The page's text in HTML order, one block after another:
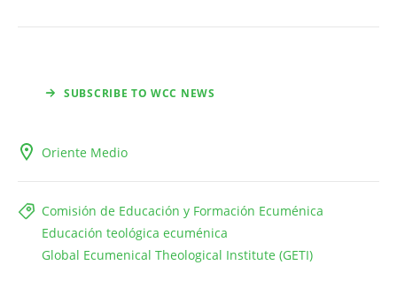
SUBSCRIBE TO WCC NEWS
Oriente Medio
Comisión de Educación y Formación Ecuménica
Educación teológica ecuménica
Global Ecumenical Theological Institute (GETI)